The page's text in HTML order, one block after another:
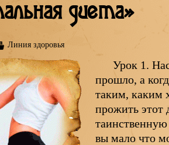
диета»
Линия здоровья
Урок 1.
прошло, а
таким, каким
прожить этот
вы мало что